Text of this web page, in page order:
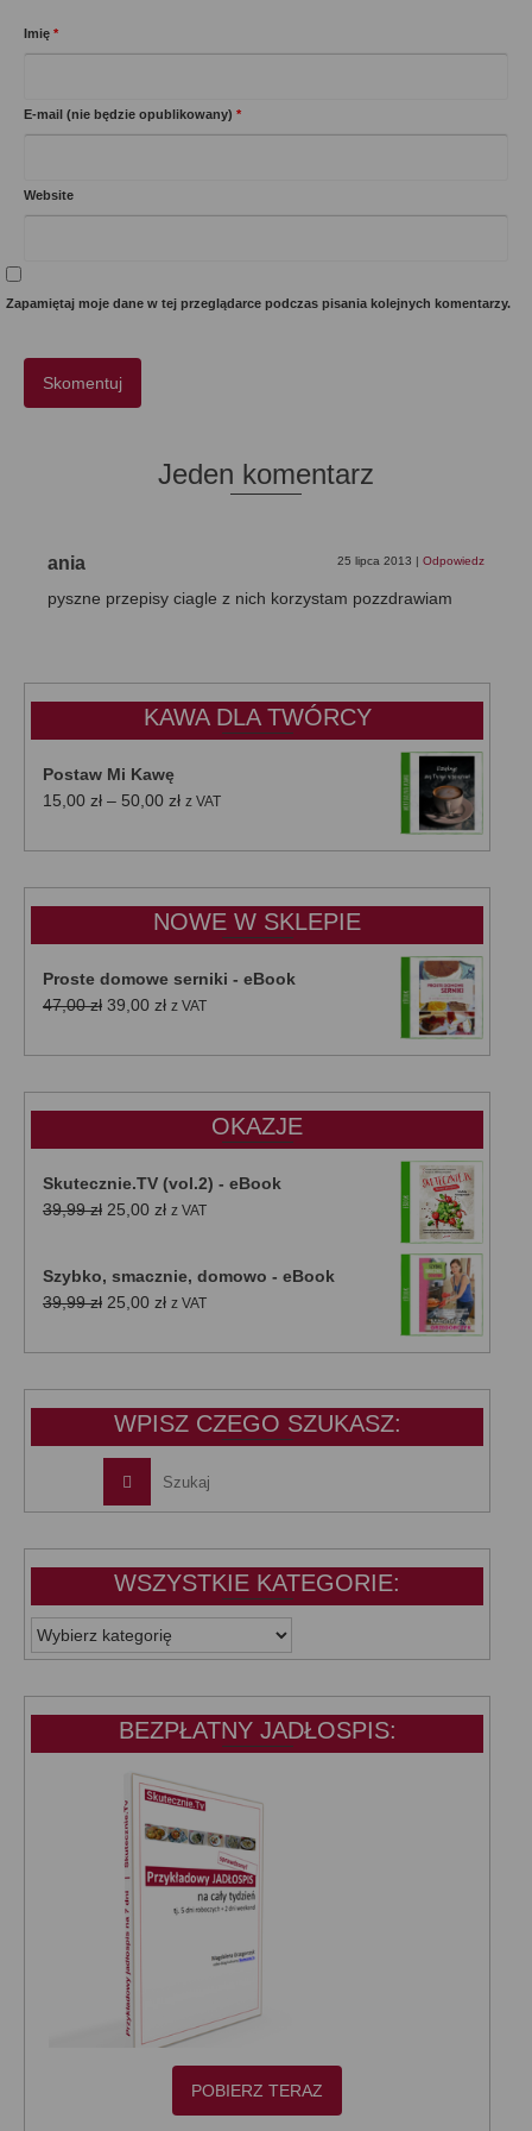
Imię *
E-mail (nie będzie opublikowany) *
Website
Zapamiętaj moje dane w tej przeglądarce podczas pisania kolejnych komentarzy.
Jeden komentarz
ania 25 lipca 2013 | Odpowiedz
pyszne przepisy ciagle z nich korzystam pozzdrawiam
KAWA DLA TWÓRCY
Postaw Mi Kawę
15,00 zł – 50,00 złZakres
od
do
50,00 zł
z VAT
NOWE W SKLEPIE
Proste domowe serniki - eBook
47,00zł Pierwotna
wynosiła:
39,00 złAktualna
wynosi:
z VAT
OKAZJE
Skutecznie.TV (vol.2) - eBook
39,99zł Pierwotna
39,99 zł.
25,00 złAktualna
25,00 zł.
z VAT
Szybko, smacznie, domowo - eBook
39,99zł Pierwotna
wynosiła:
25,00 złAktualna
wynosi:
z VAT
WPISZ CZEGO SZUKASZ:
WSZYSTKIE KATEGORIE:
WSZYSTKIE
KATEGORIE:
BEZPŁATNY JADŁOSPIS:
POBIERZ TERAZ